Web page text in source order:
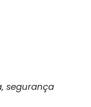
segurança